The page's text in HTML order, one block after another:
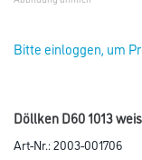
Bitte einloggen, um
Döllken D60 1013
Art-Nr.:2003-001706